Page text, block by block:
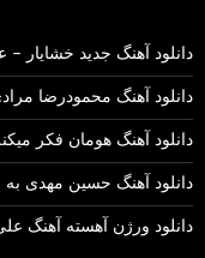
دانلود آهنگ جدید خشایار –
دانلود آهنگ محمودرضا
دانلود آهنگ هومان فکر
دانلود آهنگ حسین مهدی به
دانلود ورژن آهسته آهنگ